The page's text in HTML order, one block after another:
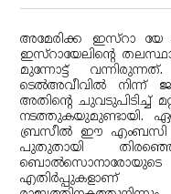
അമേരിക്ക ഇസ്‌റാ
ഇസ്‌റായേലിന്റെ
മുന്നോട്ട്
ടെല്‍അവീവില്‍ നിന്ന്
അതിന്റെ ചുവടുപിടിച്ച്
നടത്തുകയുമുണ്ടായി.
ബ്രസീല്‍ ഈ എംബസി
പുതുതായി